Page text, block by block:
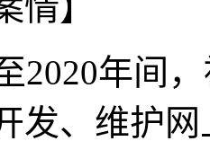
】
年间，
发、维护